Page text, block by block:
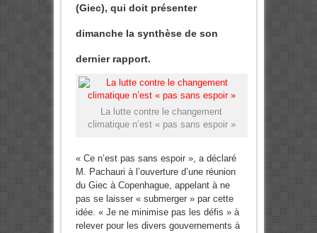
(Giec), qui doit présenter
dimanche la synthèse de son
dernier rapport.
La lutte contre le changement
climatique n’est « pas sans espoir »
« Ce n’est pas sans espoir », a déclaré
M. Pachauri à l’ouverture d’une réunion
du Giec à Copenhague, appelant à ne
pas se laisser « submerger » par cette
idée. « Je ne minimise pas les défis » à
relever pour les divers gouvernements à